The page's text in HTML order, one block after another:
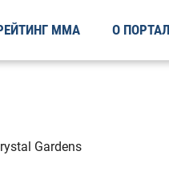
ММА О
Gardens